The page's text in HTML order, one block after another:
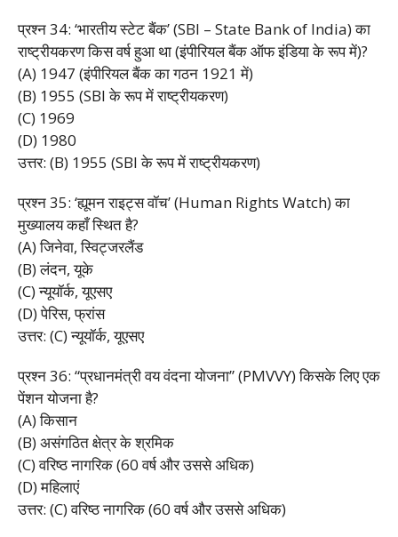
प्रश्न 34: ‘भारतीय स्टेट बैंक’ (SBI – State Bank of India) का
राष्ट्रीयकरण किस वर्ष हुआ था (इंपीरियल बैंक ऑफ इंडिया के रूप में)?
(A) 1947 (इंपीरियल बैंक का गठन 1921 में)
(B) 1955 (SBI के रूप में राष्ट्रीयकरण)
(C) 1969
(D) 1980
उत्तर: (B) 1955 (SBI के रूप में राष्ट्रीयकरण)
प्रश्न 35: ‘ह्यूमन राइट्स वॉच’ (Human Rights Watch) का
मुख्यालय कहाँ स्थित है?
(A) जिनेवा, स्विट्जरलैंड
(B) लंदन, यूके
(C) न्यूयॉर्क, यूएसए
(D) पेरिस, फ्रांस
उत्तर: (C) न्यूयॉर्क, यूएसए
प्रश्न 36: “प्रधानमंत्री वय वंदना योजना” (PMVVY) किसके लिए एक
पेंशन योजना है?
(A) किसान
(B) असंगठित क्षेत्र के श्रमिक
(C) वरिष्ठ नागरिक (60 वर्ष और उससे अधिक)
(D) महिलाएं
उत्तर: (C) वरिष्ठ नागरिक (60 वर्ष और उससे अधिक)